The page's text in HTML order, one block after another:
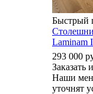
Быстрый
Laminam
293 000
Заказать
Наши
уточнят